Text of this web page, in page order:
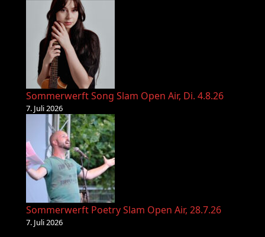
Sommerwerft Song Slam Open Air, Di. 4.8.26
7. Juli 2026
Sommerwerft Poetry Slam Open Air, 28.7.26
7. Juli 2026